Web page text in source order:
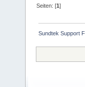
Seiten: [1]
Sundtek Support